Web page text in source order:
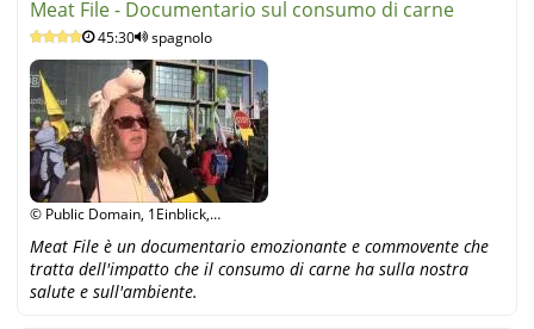
Meat File - Documentario sul consumo di carne
45:30 spagnolo
© Public Domain, 1Einblick,
Meat File è un documentario emozionante e commovente che
tratta dell'impatto che il consumo di carne ha sulla nostra
salute e sull'ambiente.